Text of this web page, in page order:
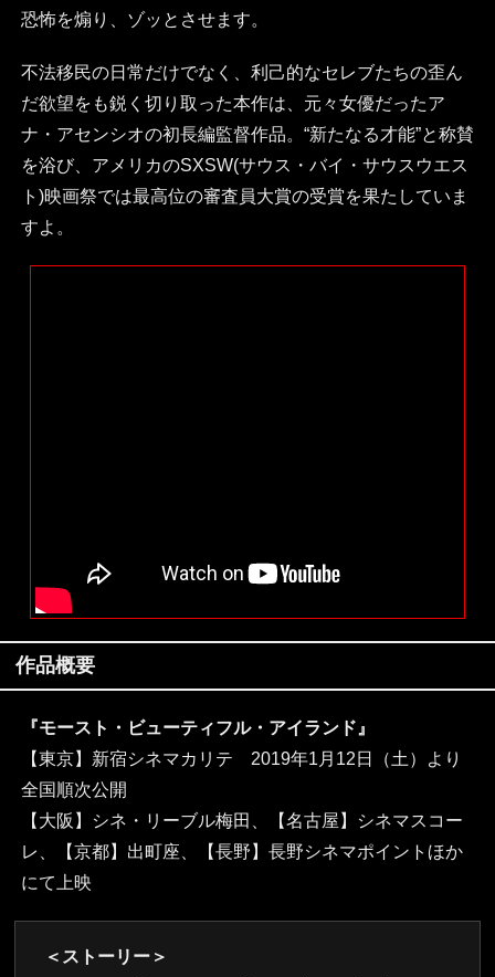
恐怖を煽り、ゾッとさせます。
不法移民の日常だけでなく、利己的なセレブたちの歪ん
だ欲望をも鋭く切り取った本作は、元々女優だったア
ナ・アセンシオの初長編監督作品。“新たなる才能”と称賛
を浴び、アメリカのSXSW(サウス・バイ・サウスウエス
ト)映画祭では最高位の審査員大賞の受賞を果たしていま
すよ。
作品概要
『モースト・ビューティフル・アイランド』
【東京】新宿シネマカリテ 2019年1月12日（土）より
全国順次公開
【大阪】シネ・リーブル梅田、【名古屋】シネマスコー
レ、【京都】出町座、【長野】長野シネマポイントほか
にて上映
＜ストーリー＞